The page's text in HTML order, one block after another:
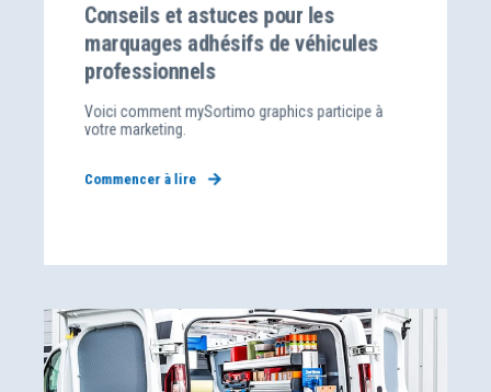
Conseils et astuces pour les
marquages adhésifs de véhicules
professionnels
Voici comment mySortimo graphics participe à
votre marketing.
Commencer à lire